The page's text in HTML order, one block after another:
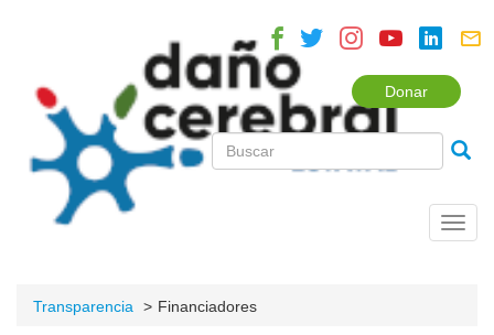
Donar
Transparencia Financiadores